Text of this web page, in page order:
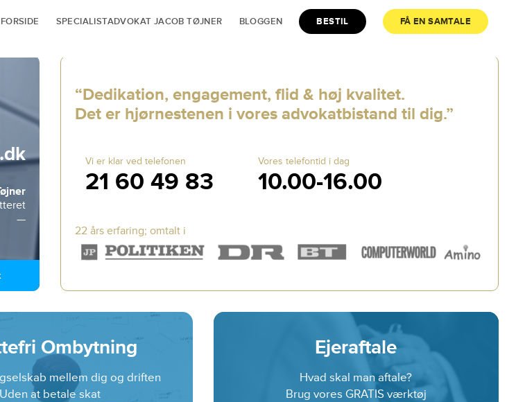
FORSIDE SPECIALISTADVOKAT JACOB TØJNER BLOGGEN BESTIL FÅ EN SAMTALE
—
“Dedikation, engagement, flid & høj kvalitet.
Det er hjørnestenen i vores advokatbistand til dig.”
Vi er klar ved telefonen
21 60 49 83
Vores telefontid i dag
10.00-16.00
22 års erfaring; omtalt i
Ombytning
mellem dig og driften
Uden at betale skat
Ejeraftale
Hvad skal man aftale?
Brug vores GRATIS værktøj